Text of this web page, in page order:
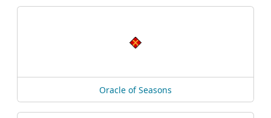
Oracle of Seasons